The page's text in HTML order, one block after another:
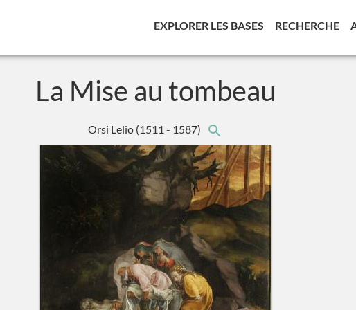
EXPLORER LES BASES (CURRENT)
RECHERCHE
La Mise au tombeau
Orsi Lelio (1511 - 1587)